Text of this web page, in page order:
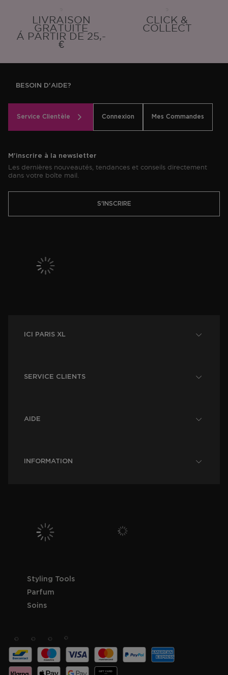
LIVRAISON
GRATUITE
Á PARTIR DE 25,-
€
CLICK &
COLLECT
BESOIN D'AIDE?
Service Clientèle Connexion Mes Commandes
M'inscrire à la newsletter
Les dernières nouveautés, tendances et conseils directement
dans votre boîte mail.
S'INSCRIRE
ICI PARIS XL
SERVICE CLIENTS
AIDE
INFORMATION
Styling Tools
Parfum
Soins